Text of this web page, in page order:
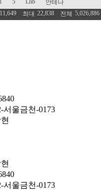
1 5 Lnb 안테나
11,649 최대 22,838 전체 5,026,886
서울금천-0173
서울금천-0173